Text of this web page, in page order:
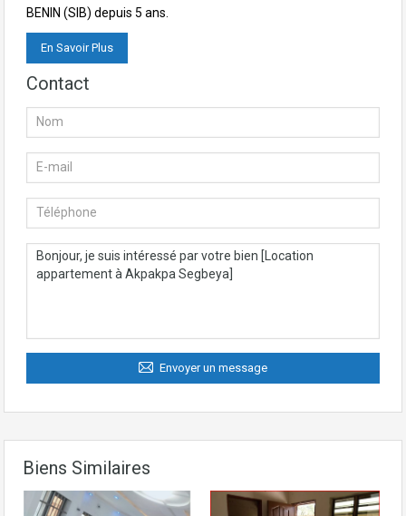
BENIN (SIB) depuis 5 ans.
En Savoir Plus
Contact
Envoyer un message
Biens Similaires